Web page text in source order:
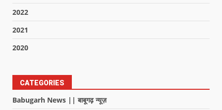
2022
2021
2020
CATEGORIES
Babugarh News || बाबूगढ़ न्यूज़